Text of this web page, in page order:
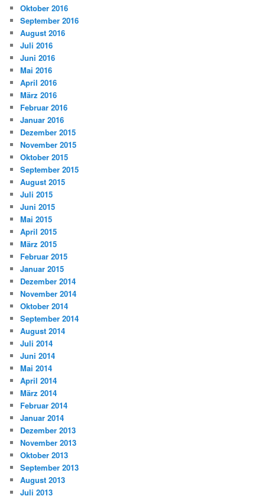
Oktober 2016
September 2016
August 2016
Juli 2016
Juni 2016
Mai 2016
April 2016
März 2016
Februar 2016
Januar 2016
Dezember 2015
November 2015
Oktober 2015
September 2015
August 2015
Juli 2015
Juni 2015
Mai 2015
April 2015
März 2015
Februar 2015
Januar 2015
Dezember 2014
November 2014
Oktober 2014
September 2014
August 2014
Juli 2014
Juni 2014
Mai 2014
April 2014
März 2014
Februar 2014
Januar 2014
Dezember 2013
November 2013
Oktober 2013
September 2013
August 2013
Juli 2013